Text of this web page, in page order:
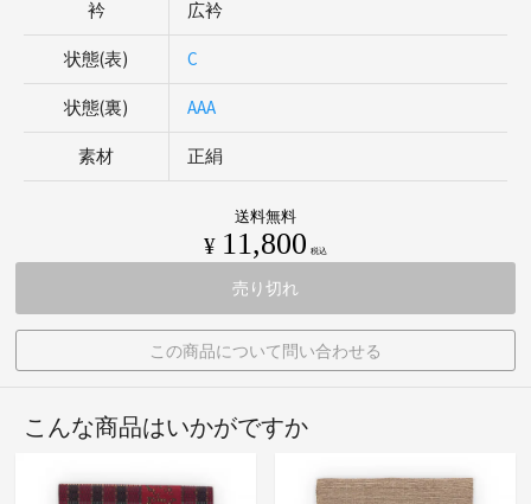
衿 広衿
状態(表) C
状態(裏) AAA
素材 正絹
送料無料
¥ 11,800 税込
売り切れ
この商品について問い合わせる
こんな商品はいかがですか